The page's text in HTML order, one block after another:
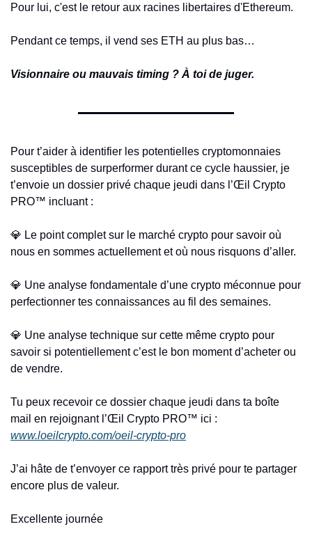
Pour lui, c'est le retour aux racines libertaires d'Ethereum.
Pendant ce temps, il vend ses ETH au plus bas…
Visionnaire ou mauvais timing ? À toi de juger.
Pour t’aider à identifier les potentielles cryptomonnaies
susceptibles de surperformer durant ce cycle haussier, je
t’envoie un dossier privé chaque jeudi dans l’Œil Crypto
PRO™ incluant :
💎 Le point complet sur le marché crypto pour savoir où
nous en sommes actuellement et où nous risquons d’aller.
💎 Une analyse fondamentale d’une crypto méconnue pour
perfectionner tes connaissances au fil des semaines.
💎 Une analyse technique sur cette même crypto pour
savoir si potentiellement c’est le bon moment d’acheter ou
de vendre.
Tu peux recevoir ce dossier chaque jeudi dans ta boîte
www.loeilcrypto.com/oeil-crypto-pro
J’ai hâte de t’envoyer ce rapport très privé pour te partager
encore plus de valeur.
Excellente journée